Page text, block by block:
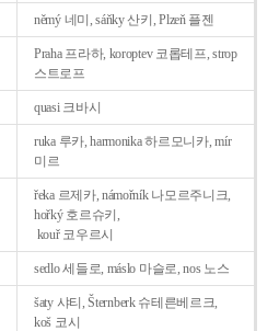
němý 네미, sáňky 산키, Plzeň 플젠
Praha 프라하, koroptev 코롭테프, strop
스트로프
quasi 크바시
ruka 루카, harmonika 하르모니카, mír
미르
řeka 르제카, námořník 나모르주니크,
hořký 호르슈키,
kouř 코우르시
sedlo 세들로, máslo 마슬로, nos 노스
šaty 샤티, Šternberk 슈테른베르크,
koš 코시